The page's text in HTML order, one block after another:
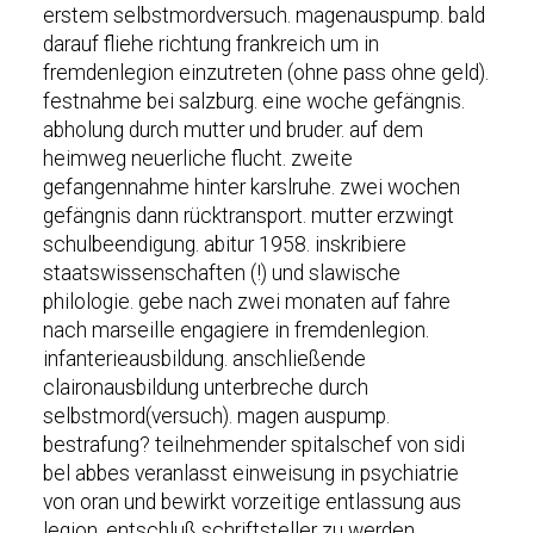
erstem selbstmordversuch. magenauspump. bald
darauf fliehe richtung frankreich um in
fremdenlegion einzutreten (ohne pass ohne geld).
festnahme bei salzburg. eine woche gefängnis.
abholung durch mutter und bruder. auf dem
heimweg neuerliche flucht. zweite
gefangennahme hinter karslruhe. zwei wochen
gefängnis dann rücktransport. mutter erzwingt
schulbeendigung. abitur 1958. inskribiere
staatswissenschaften (!) und slawische
philologie. gebe nach zwei monaten auf fahre
nach marseille engagiere in fremdenlegion.
infanterieausbildung. anschließende
claironausbildung unterbreche durch
selbstmord(versuch). magen auspump.
bestrafung? teilnehmender spitalschef von sidi
bel abbes veranlasst einweisung in psychiatrie
von oran und bewirkt vorzeitige entlassung aus